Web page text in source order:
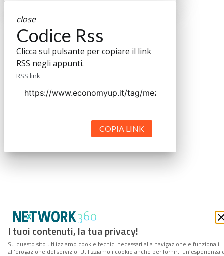
I tuoi contenuti, la tua privacy!
Su questo sito utilizziamo cookie tecnici necessari alla navigazione e funzionali
all’erogazione del servizio. Utilizziamo i cookie anche per fornirti un’esperienza
close
Codice Rss
Clicca sul pulsante per copiare il link
RSS negli appunti.
RSS link
COPIA LINK